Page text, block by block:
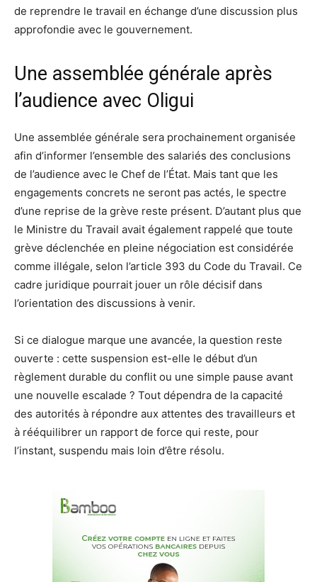
de reprendre le travail en échange d’une discussion plus
approfondie avec le gouvernement.
Une assemblée générale après
l’audience avec Oligui
Une assemblée générale sera prochainement organisée
afin d’informer l’ensemble des salariés des conclusions
de l’audience avec le Chef de l’État. Mais tant que les
engagements concrets ne seront pas actés, le spectre
d’une reprise de la grève reste présent. D’autant plus que
le Ministre du Travail avait également rappelé que toute
grève déclenchée en pleine négociation est considérée
comme illégale, selon l’article 393 du Code du Travail. Ce
cadre juridique pourrait jouer un rôle décisif dans
l’orientation des discussions à venir.
Si ce dialogue marque une avancée, la question reste
ouverte : cette suspension est-elle le début d’un
règlement durable du conflit ou une simple pause avant
une nouvelle escalade ? Tout dépendra de la capacité
des autorités à répondre aux attentes des travailleurs et
à rééquilibrer un rapport de force qui reste, pour
l’instant, suspendu mais loin d’être résolu.